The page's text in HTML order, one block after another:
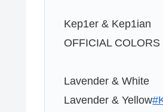
Kep1er & Kep1ian
OFFICIAL COLORS
Lavender & White
Lavender & Yellow